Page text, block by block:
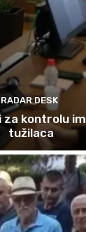
RADAR DESK
za kontrolu
tužilaca